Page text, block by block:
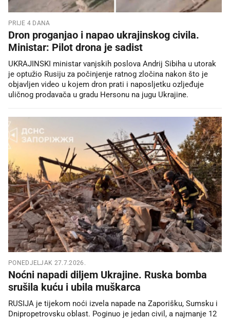
PRIJE 4 DANA
Dron proganjao i napao ukrajinskog civila.
Ministar: Pilot drona je sadist
UKRAJINSKI ministar vanjskih poslova Andrij Sibiha u utorak
je optužio Rusiju za počinjenje ratnog zločina nakon što je
objavljen video u kojem dron prati i naposljetku ozljeđuje
uličnog prodavača u gradu Hersonu na jugu Ukrajine.
PONEDJELJAK 27.7.2026.
Noćni napadi diljem Ukrajine. Ruska bomba
srušila kuću i ubila muškarca
RUSIJA je tijekom noći izvela napade na Zaporišku, Sumsku i
Dnipropetrovsku oblast. Poginuo je jedan civil, a najmanje 12